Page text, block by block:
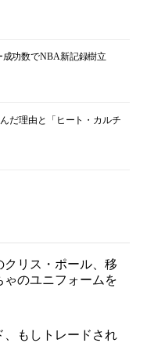
功数でNBA新記録樹立
だ理由と「ヒート・カルチ
クリス・ポール、移
のユニフォームを
、もしトレードされ